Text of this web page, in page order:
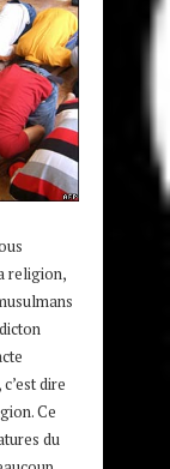
religion,
dire
Ce
du